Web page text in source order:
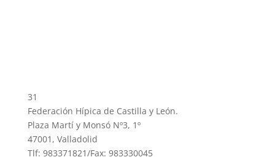
31
Federación Hípica de Castilla y León.
Plaza Martí y Monsó Nº3, 1º
47001, Valladolid
Tlf: 983371821/Fax: 983330045